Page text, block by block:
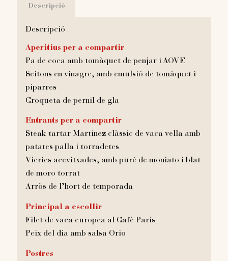
Descripció
Descripció
Aperitius per a compartir
Pa de coca amb tomàquet de penjar i AOVE
Seitons en vinagre, amb emulsió de tomàquet i
piparres
Croqueta de pernil de gla
Entrants per a compartir
Steak tartar Martinez clàssic de vaca vella amb
patates palla i torradetes
Vieries acevitxades, amb puré de moniato i blat
de moro torrat
Arròs de l’hort de temporada
Principal a escollir
Filet de vaca europea al Cafè París
Peix del dia amb salsa Orio
Postres